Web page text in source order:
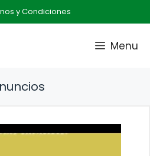
y Condiciones
Menu